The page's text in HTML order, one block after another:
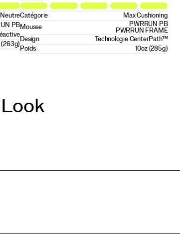
Neutre
PB
(263g)
Catégorie
Max Cushioning
Mousse
PWRRUN PB
PWRRUN FRAME
Design
Technologie CenterPath™
Poids
10oz (285g)